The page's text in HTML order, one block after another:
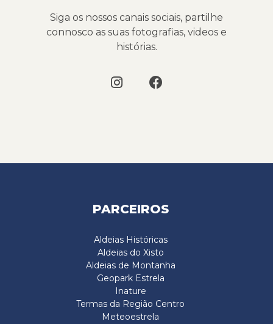
Siga os nossos canais sociais, partilhe
connosco as suas fotografias, videos e
histórias.
PARCEIROS
Aldeias Históricas
Aldeias do Xisto
Aldeias de Montanha
Geopark Estrela
Inature
Termas da Região Centro
Meteoestrela